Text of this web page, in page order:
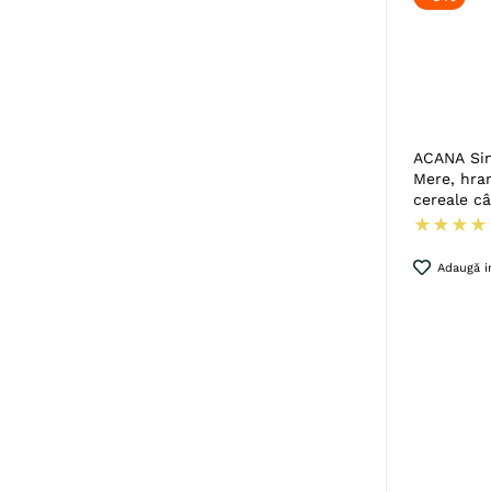
ACANA
Mere,
cereale
★ ★ ★ ★
Adaugă